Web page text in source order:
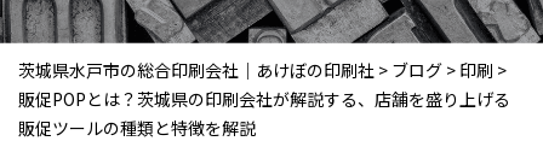
茨城県水戸市の総合印刷会社｜あけぼの印刷社 > ブログ > 印刷 >
販促POPとは？茨城県の印刷会社が解説する、店舗を盛り上げる
販促ツールの種類と特徴を解説